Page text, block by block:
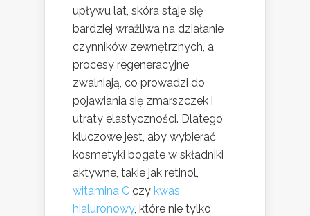
upływu lat, skóra staje się
bardziej wrażliwa na działanie
czynników zewnętrznych, a
procesy regeneracyjne
zwalniają, co prowadzi do
pojawiania się zmarszczek i
utraty elastyczności. Dlatego
kluczowe jest, aby wybierać
kosmetyki bogate w składniki
aktywne, takie jak retinol,
witamina C czy kwas
hialuronowy, które nie tylko